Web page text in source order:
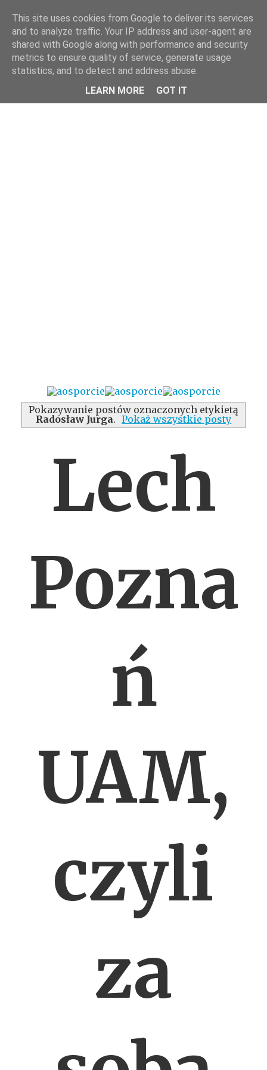
Menu
Pokazywanie postów oznaczonych etykietą
Radosław Jurga. Pokaż wszystkie posty
Lech
Pozna
ń
UAM,
czyli
za
This site uses cookies from Google to deliver its services
and to analyze traffic. Your IP address and user-agent are
shared with Google along with performance and security
metrics to ensure quality of service, generate usage
statistics, and to detect and address abuse.
LEARN MORE
GOT IT